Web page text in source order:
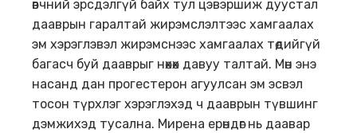
өвчний эрсдэлгүй байх тул цэвэршиж дуустал
дааврын гаралтай жирэмслэлтээс хамгаалах
эм хэрэглэвэл жирэмснээс хамгаалах төдийгүй
багасч буй дааврыг нөхөх давуу талтай. Мөн энэ
насанд дан прогестерон агуулсан эм эсвэл
тосон түрхлэг хэрэглэхэд ч дааврын түвшинг
дэмжихэд тусална. Мирена ерөндөг нь даавар